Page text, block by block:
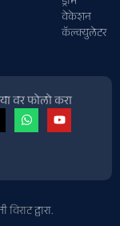
वेकेशन
कॅल्क्युलेटर
वर फोलो करा
विराटद्वारा.